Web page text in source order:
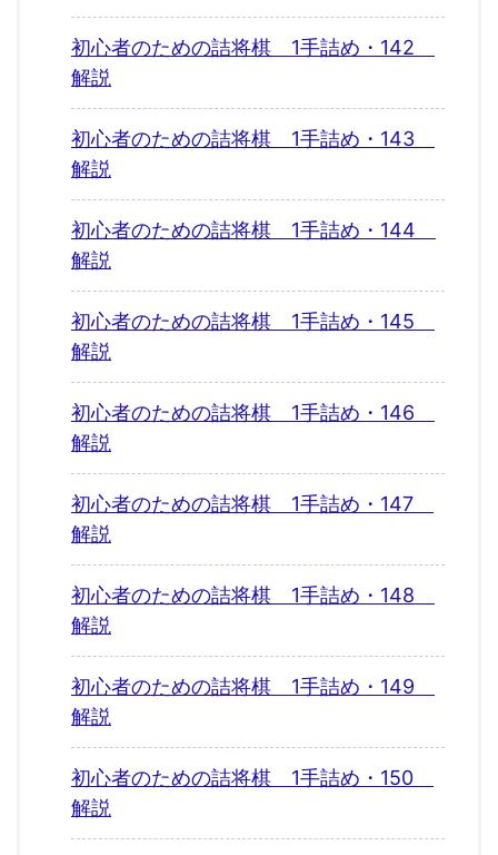
初心者のための詰将棋 1手詰め・142
解説
初心者のための詰将棋 1手詰め・143
解説
初心者のための詰将棋 1手詰め・144
解説
初心者のための詰将棋 1手詰め・145
解説
初心者のための詰将棋 1手詰め・146
解説
初心者のための詰将棋 1手詰め・147
解説
初心者のための詰将棋 1手詰め・148
解説
初心者のための詰将棋 1手詰め・149
解説
初心者のための詰将棋 1手詰め・150
解説